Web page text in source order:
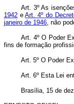
Art. 3º As
1942 eArt. 4º do
janeiro de 1946, não
Art. 4º O Poder
fins de formação
Art. 5º O Poder
Art. 6º Esta Lei
Brasília, 15 de